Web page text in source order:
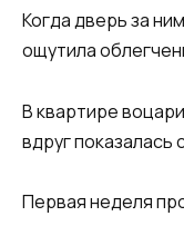
Когда дверь за
ощутила
В квартире
вдруг
Первая неделя